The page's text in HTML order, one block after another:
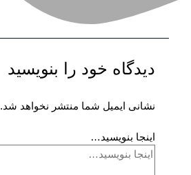
دیدگاه‌ خود را بنویسید
نشانی ایمیل شما منتشر نخواهد شد.
اینجا بنویسید…